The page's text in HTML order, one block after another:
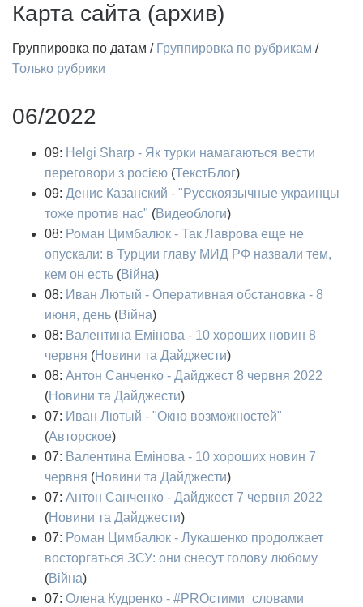
Карта сайта (архив)
Группировка по датам / Группировка по рубрикам /
Только рубрики
06/2022
09: Helgi Sharp - Як турки намагаються вести
переговори з росією (ТекстБлог)
09: Денис Казанский - "Русскоязычные украинцы
тоже против нас" (Видеоблоги)
08: Роман Цимбалюк - Так Лаврова еще не
опускали: в Турции главу МИД РФ назвали тем,
кем он есть (Війна)
08: Иван Лютый - Оперативная обстановка - 8
июня, день (Війна)
08: Валентина Емінова - 10 хороших новин 8
червня (Новини та Дайджести)
08: Антон Санченко - Дайджест 8 червня 2022
(Новини та Дайджести)
07: Иван Лютый - "Окно возможностей"
(Авторское)
07: Валентина Емінова - 10 хороших новин 7
червня (Новини та Дайджести)
07: Антон Санченко - Дайджест 7 червня 2022
(Новини та Дайджести)
07: Роман Цимбалюк - Лукашенко продолжает
восторгаться ЗСУ: они снесут голову любому
(Війна)
07: Олена Кудренко - #PROстими_словами